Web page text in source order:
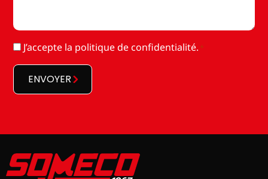
RGPD
J’accepte la politique de confidentialité. *
ENVOYER